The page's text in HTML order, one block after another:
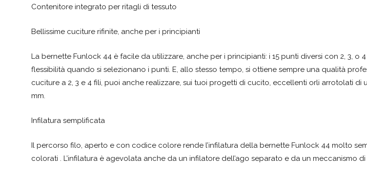
Contenitore integrato per ritagli di tessuto
Bellissime cuciture rifinite, anche per i principianti
La bernette Funlock 44 è facile da utilizzare, anche per i principianti: i 15 punti diversi con 2, 3, o
flessibilità quando si selezionano i punti. E, allo stesso tempo, si ottiene sempre una qualità
cuciture a 2, 3 e 4 fili, puoi anche realizzare, sui tuoi progetti di cucito, eccellenti orli arrotolati di
mm.
Infilatura semplificata
Il percorso filo, aperto e con codice colore rende l’infilatura della bernette Funlock 44 molto
colorati . L’infilatura è agevolata anche da un infilatore dell’ago separato e da un meccanismo